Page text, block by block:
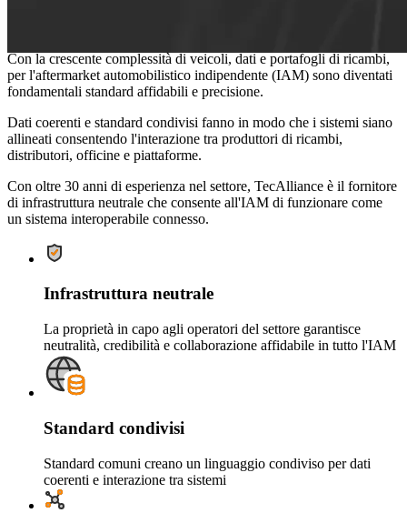
Con la crescente complessità di veicoli, dati e portafogli di ricambi,
per l'aftermarket automobilistico indipendente (IAM) sono diventati
fondamentali standard affidabili e precisione.
Dati coerenti e standard condivisi fanno in modo che i sistemi siano
allineati consentendo l'interazione tra produttori di ricambi,
distributori, officine e piattaforme.
Con oltre 30 anni di esperienza nel settore, TecAlliance è il fornitore
di infrastruttura neutrale che consente all'IAM di funzionare come
un sistema interoperabile connesso.
Infrastruttura neutrale
La proprietà in capo agli operatori del settore garantisce
neutralità, credibilità e collaborazione affidabile in tutto l'IAM
Standard condivisi
Standard comuni creano un linguaggio condiviso per dati
coerenti e interazione tra sistemi